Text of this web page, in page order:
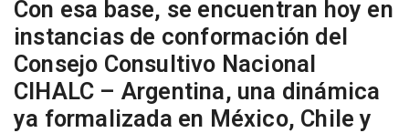
Con esa base, se encuentran hoy en
instancias de conformación del
Consejo Consultivo Nacional
CIHALC – Argentina, una dinámica
ya formalizada en México, Chile y